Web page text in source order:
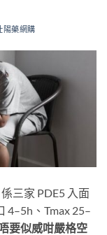
陽藥網購
係三家 PDE5 入面
4–5h、Tmax 25–
要似威咁嚴格空